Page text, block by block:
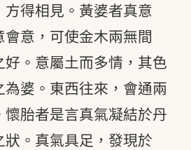
得相見。黃婆者真意
意，可使金木兩無間
好。意屬土而多情，其色
為婆。東西往來，會通兩
懷胎者是言真氣凝結於丹
狀。真氣具足，發現於